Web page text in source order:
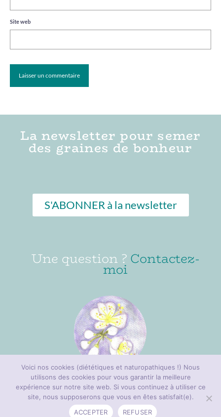
Site web
La newsletter pour semer
des graines de bonheur
S'ABONNER à la newsletter
Une question ? Contactez-
moi
Mentions légales & Politique de confidentialité|CGV
Voici nos cookies (diététiques et naturopathiques !) Nous
utilisons des cookies pour vous garantir la meilleure
expérience sur notre site web. Si vous continuez à utiliser ce
site, nous supposerons que vous en êtes satisfait(e).
ACCEPTER
REFUSER